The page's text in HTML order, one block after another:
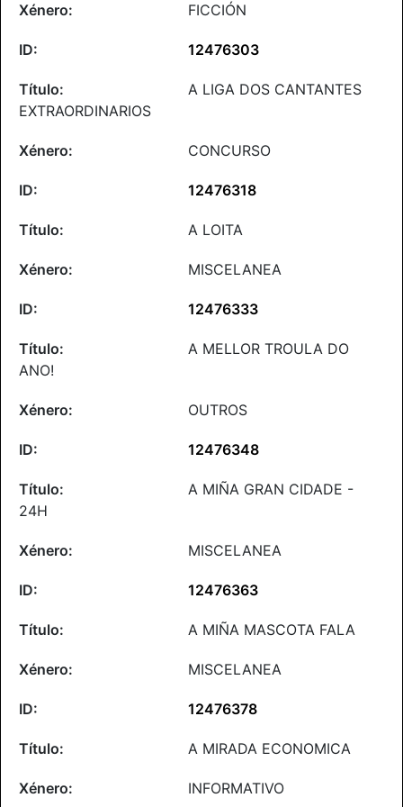
FICCIÓN
12476303
A LIGA DOS CANTANTES
EXTRAORDINARIOS
CONCURSO
12476318
A LOITA
MISCELANEA
12476333
A MELLOR TROULA DO
ANO!
OUTROS
12476348
A MIÑA GRAN CIDADE -
24H
MISCELANEA
12476363
A MIÑA MASCOTA FALA
MISCELANEA
12476378
A MIRADA ECONOMICA
INFORMATIVO